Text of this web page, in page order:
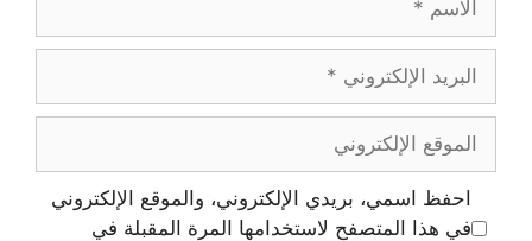
احفظ اسمي، بريدي الإلكتروني، والموقع الإلكتروني
في هذا المتصفح لاستخدامها المرة المقبلة في